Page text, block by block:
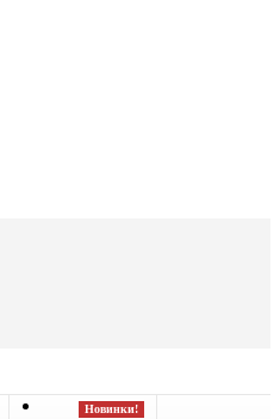
Новинки!